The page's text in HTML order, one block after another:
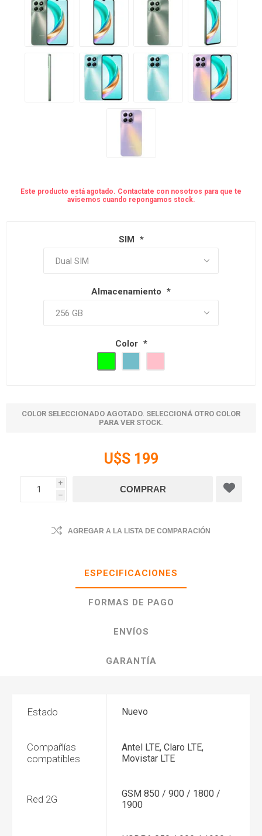
Este producto está agotado. Contactate con nosotros para que te
avisemos cuando repongamos stock.
SIM *
Almacenamiento *
Color *
COLOR SELECCIONADO AGOTADO. SELECCIONÁ OTRO COLOR
PARA VER STOCK.
U$S 199
i
h
AGREGAR A LA LISTA DE COMPARACIÓN
ESPECIFICACIONES
FORMAS DE PAGO
ENVÍOS
GARANTÍA
Estado Nuevo
Compañías
compatibles
Antel LTE, Claro LTE,
Movistar LTE
Red 2G
GSM 850 / 900 / 1800 /
1900